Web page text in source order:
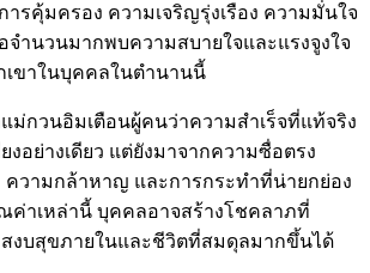
ารคุ้มครอง ความเจริญรุ่งเรือง ความมั่นใจ
จำนวนมากพบความสบายใจและแรงจูงใจ
เขาในบุคคลในตำนานนี้
ม่กวนอิมเตือนผู้คนว่าความสำเร็จที่แท้จริง
งอย่างเดียว แต่ยังมาจากความซื่อตรง
ความกล้าหาญ และการกระทำที่น่ายกย่อง
ค่าเหล่านี้ บุคคลอาจสร้างโชคลาภที่
งบสุขภายในและชีวิตที่สมดุลมากขึ้นได้